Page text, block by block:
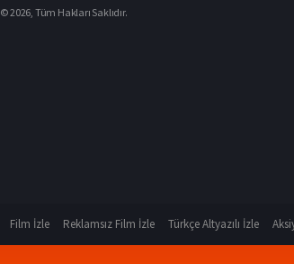
© 2026, Tüm Hakları Saklıdır.
Film İzle Reklamsız Film İzle Türkçe Altyazılı İzle